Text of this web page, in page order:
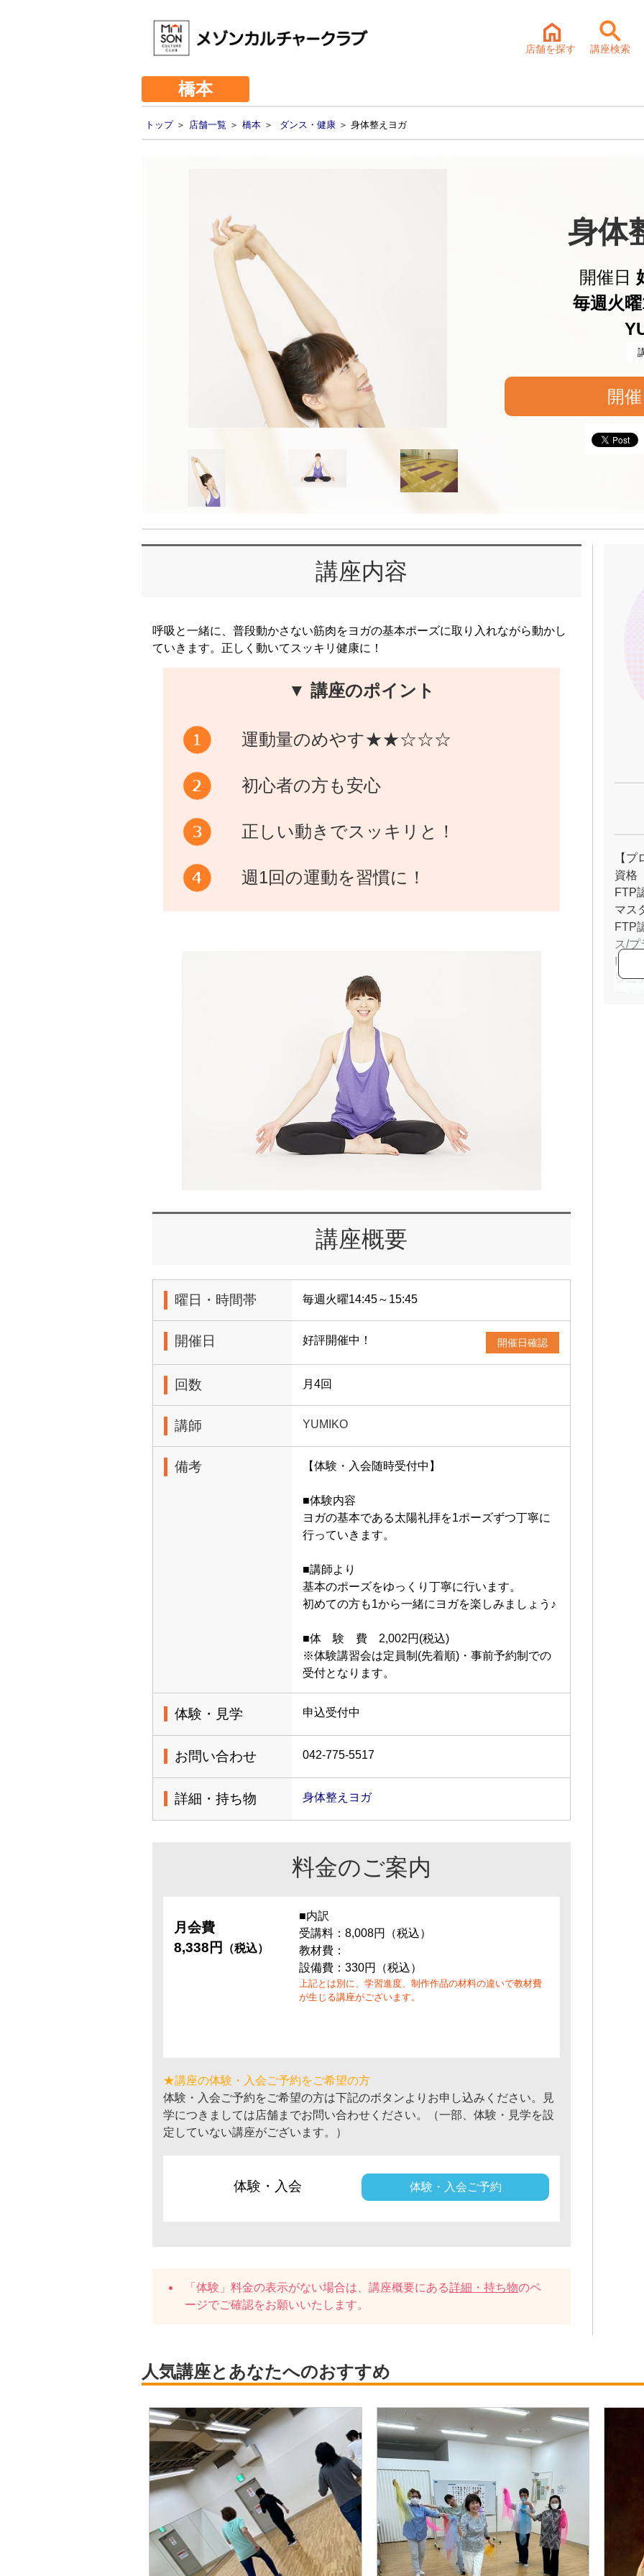
店舗を探す 講座検索
橋本
トップ＞ 店舗一覧 ＞ 橋本 ＞ ダンス・健康 ＞ 身体整えヨガ
身体
開催日
毎週火
開
講座内容
呼吸と一緒に、普段動かさない筋肉をヨガの基本ポーズに取り入れながら動かし
ていきます。正しく動いてスッキリ健康に！
▼ 講座のポイント
運動量のめやす★★☆☆☆
初心者の方も安心
正しい動きでスッキリと！
週1回の運動を習慣に！
講座概要
曜日・時間帯 毎週火曜14:45～15:45
開催日 好評開催中！ 開催日確認
回数 月4回
講師 YUMIKO
備考 【体験・入会随時受付中】
■体験内容
ヨガの基本である太陽礼拝を1ポーズずつ丁寧に
行っていきます。
■講師より
基本のポーズをゆっくり丁寧に行います。
初めての方も1から一緒にヨガを楽しみましょう♪
■体 験 費 2,002円(税込)
※体験講習会は定員制(先着順)・事前予約制での
受付となります。
体験・見学 申込受付中
お問い合わせ 042-775-5517
詳細・持ち物 身体整えヨガ
料金のご案内
月会費
8,338円
（税込）
■内訳
受講料：8,008円（税込）
教材費：
設備費：330円（税込）
上記とは別に、学習進度、制作作品の材料の違いで教材費
が生じる講座がございます。
★講座の体験・入会ご予約をご希望の方
体験・入会ご予約をご希望の方は下記のボタンよりお申し込みください。見
学につきましては店舗までお問い合わせください。（一部、体験・見学を設
定していない講座がございます。）
体験・入会 体験・入会ご予約
「体験」料金の表示がない場合は、講座概要にある詳細・持ち物のペ
ージでご確認をお願いいたします。
【プ
資格
FTP
マス
FTP
ス/
IYC
シニ